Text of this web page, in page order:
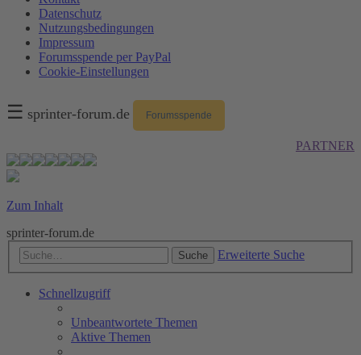
Datenschutz
Nutzungsbedingungen
Impressum
Forumsspende per PayPal
Cookie-Einstellungen
☰ sprinter-forum.de Forumsspende
PARTNER
Zum Inhalt
sprinter-forum.de
Suche Erweiterte Suche
Schnellzugriff
Unbeantwortete Themen
Aktive Themen